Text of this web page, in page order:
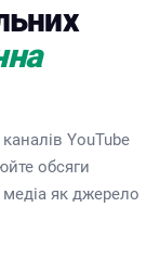
YouTube
обсяги
як джерело